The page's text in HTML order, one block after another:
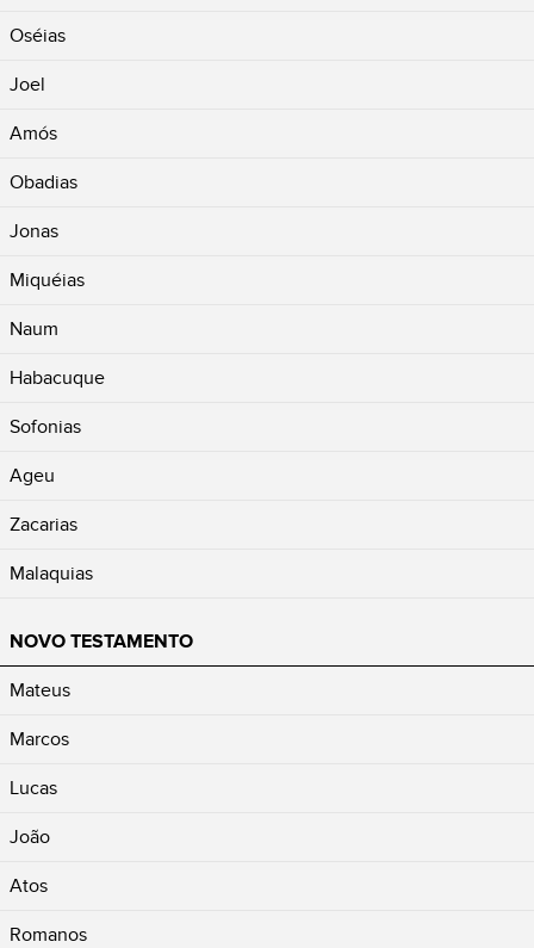
Oséias
Joel
Amós
Obadias
Jonas
Miquéias
Naum
Habacuque
Sofonias
Ageu
Zacarias
Malaquias
NOVO TESTAMENTO
Mateus
Marcos
Lucas
João
Atos
Romanos